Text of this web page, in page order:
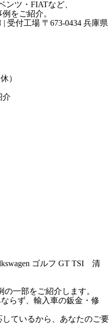
ツ・FIATなど、
をご紹介。
受付工場 〒673-0434 兵庫県
）
介
ゴルフ GT TSI 清
一部をご紹介します。
らず、輸入車の鈑金・修
ているから、あなたのご要